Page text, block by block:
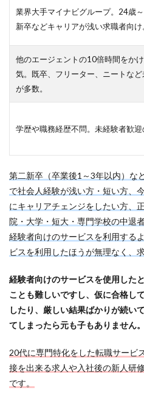
業界大手マイナビグループ。24歳
新卒などキャリアが浅い求職者向け
他のエージェントの10倍時間をか
気。既卒、フリーター、ニートなど
が多数。
学歴や職務経歴不問。未経験者歓迎
第二新卒（卒業後1～3年以内）な
で社会人経験が浅い方・短い方、
にキャリアチェンジをしたい方、
院・大学・短大・専門学校の中退
経験者向けのサービスを利用する
ビスを利用したほうが無理なく、
経験者向けのサービスを使用した
ことも難しいですし、仮に合格し
したり、厳しい結果ばかりが続い
てしまったら元も子もありません。
20代に専門特化をした転職サービ
接を出来る求人や入社後の新人研
です。